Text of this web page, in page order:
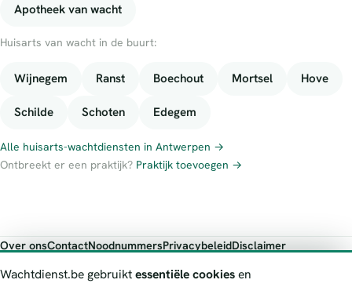
Apotheek van wacht
Huisarts van wacht in de buurt:
Wijnegem Ranst Boechout Mortsel Hove
Schilde Schoten Edegem
Alle huisarts-wachtdiensten in Antwerpen →
Ontbreekt er een praktijk? Praktijk toevoegen →
Over onsContactNoodnummersPrivacybeleidDisclaimer
Wachtdienst.be gebruiktessentiële cookiesen